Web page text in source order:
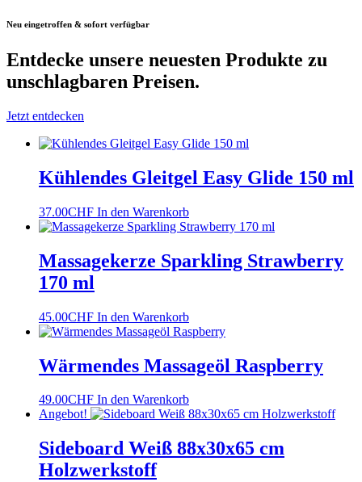
Neu eingetroffen & sofort verfügbar
Entdecke unsere neuesten Produkte zu
unschlagbaren Preisen.
Jetzt entdecken
Kühlendes Gleitgel Easy Glide 150 ml
37.00CHF In den Warenkorb
Massagekerze Sparkling Strawberry
170 ml
45.00CHF In den Warenkorb
Wärmendes Massageöl Raspberry
49.00CHF In den Warenkorb
Angebot!
Sideboard Weiß 88x30x65 cm
Holzwerkstoff